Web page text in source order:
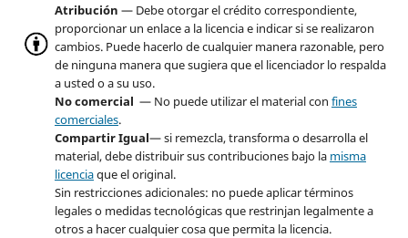
Atribución — Debe otorgar el crédito correspondiente,
proporcionar un enlace a la licencia e indicar si se realizaron
cambios. Puede hacerlo de cualquier manera razonable, pero
de ninguna manera que sugiera que el licenciador lo respalda
a usted o a su uso.
No comercial — No puede utilizar el material con fines
comerciales.
Compartir Igual— si remezcla, transforma o desarrolla el
material, debe distribuir sus contribuciones bajo la misma
licenciaque el original.
Sin restricciones adicionales: no puede aplicar términos
legales o medidas tecnológicas que restrinjan legalmente a
otros a hacer cualquier cosa que permita la licencia.